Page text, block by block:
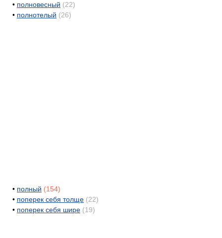
• полновесный (22)
• полнотелый (26)
• полный (154)
• поперек себя толще (22)
• поперек себя шире (19)